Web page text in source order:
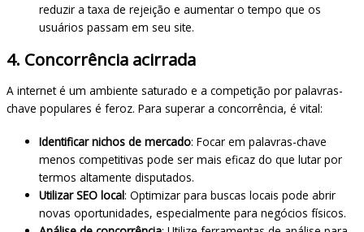
reduzir a taxa de rejeição e aumentar o tempo que os
usuários passam em seu site.
4. Concorrência acirrada
A internet é um ambiente saturado e a competição por palavras-
chave populares é feroz. Para superar a concorrência, é vital:
Identificar nichos de mercado: Focar em palavras-chave
menos competitivas pode ser mais eficaz do que lutar por
termos altamente disputados.
Utilizar SEO local: Optimizar para buscas locais pode abrir
novas oportunidades, especialmente para negócios físicos.